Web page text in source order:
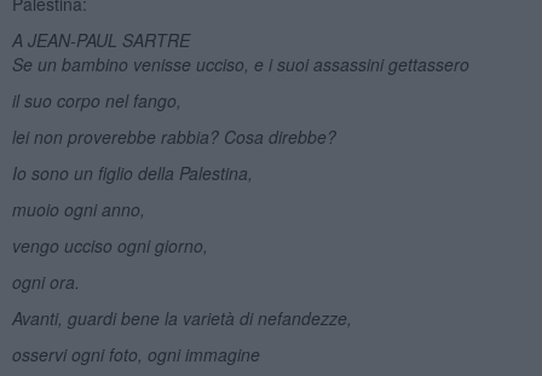
A JEAN-PAUL SARTRE
Se un bambino venisse ucciso, e i suoi assassini gettassero
il suo corpo nel fango,
lei non proverebbe rabbia? Cosa direbbe?
Io sono un figlio della Palestina,
muoio ogni anno,
vengo ucciso ogni giorno,
ogni ora.
Avanti, guardi bene la varietà di nefandezze,
osservi ogni foto, ogni immagine